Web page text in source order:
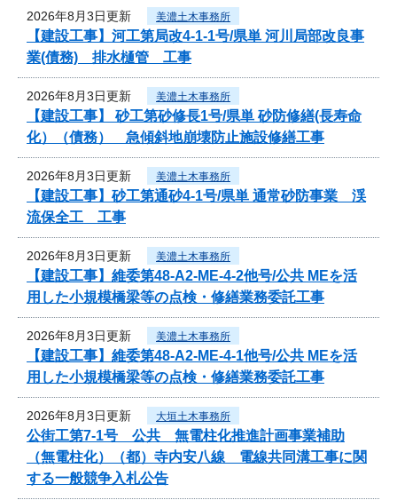
2026年8月3日更新 美濃土木事務所
【建設工事】河工第局改4-1-1号/県単 河川局部改良事
業(債務) 排水樋管 工事
2026年8月3日更新 美濃土木事務所
【建設工事】 砂工第砂修長1号/県単 砂防修繕(長寿命
化）（債務） 急傾斜地崩壊防止施設修繕工事
2026年8月3日更新 美濃土木事務所
【建設工事】砂工第通砂4-1号/県単 通常砂防事業 渓
流保全工 工事
2026年8月3日更新 美濃土木事務所
【建設工事】維委第48-A2-ME-4-2他号/公共 MEを活
用した小規模橋梁等の点検・修繕業務委託工事
2026年8月3日更新 美濃土木事務所
【建設工事】維委第48-A2-ME-4-1他号/公共 MEを活
用した小規模橋梁等の点検・修繕業務委託工事
2026年8月3日更新 大垣土木事務所
公街工第7-1号 公共 無電柱化推進計画事業補助
（無電柱化）（都）寺内安八線 電線共同溝工事に関
する一般競争入札公告